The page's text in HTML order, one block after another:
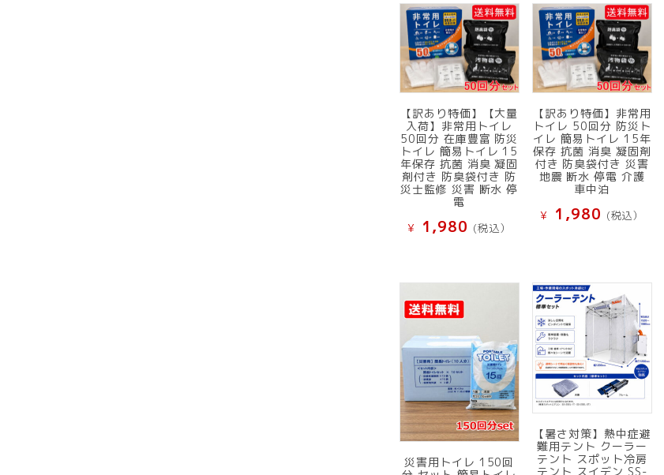
た。
で
す。
【訳あり特価】【大量
入荷】非常用トイレ
50回分 在庫豊富 防災
トイレ 簡易トイレ 15
年保存 抗菌 消臭 凝固
剤付き 防臭袋付き 防
災士監修 災害 断水 停
電
¥ 1,980 (税込）
【訳あり特価】非常用
トイレ 50回分 防災ト
イレ 簡易トイレ 15年
保存 抗菌 消臭 凝固剤
付き 防臭袋付き 災害
地震 断水 停電 介護
車中泊
¥ 1,980 (税込）
災害用トイレ 150回
【暑さ対策】熱中症避
難用テント クーラー
テント スポット冷房
テント スイデン SS-